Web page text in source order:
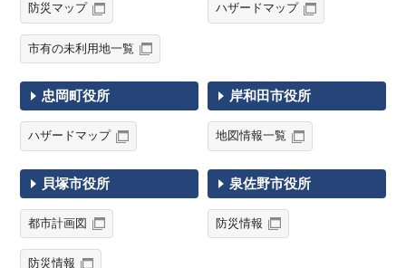
防災マップ
市有の未利用地一覧
ハザードマップ
忠岡町役所
ハザードマップ
岸和田市役所
地図情報一覧
貝塚市役所
都市計画図
防災情報
泉佐野市役所
防災情報